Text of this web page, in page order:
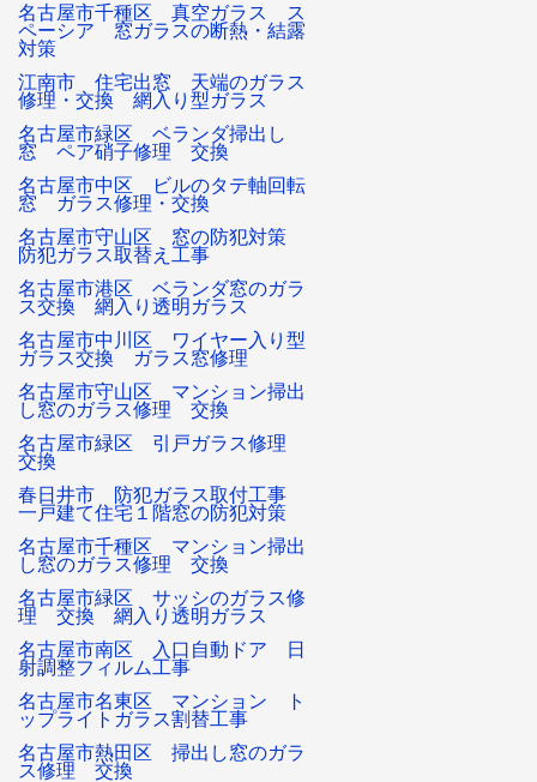
名古屋市千種区 真空ガラス ス
ペーシア 窓ガラスの断熱・結露
対策
江南市 住宅出窓 天端のガラス
修理・交換 網入り型ガラス
名古屋市緑区 ベランダ掃出し
窓 ペア硝子修理 交換
名古屋市中区 ビルのタテ軸回転
窓 ガラス修理・交換
名古屋市守山区 窓の防犯対策
防犯ガラス取替え工事
名古屋市港区 ベランダ窓のガラ
ス交換 網入り透明ガラス
名古屋市中川区 ワイヤー入り型
ガラス交換 ガラス窓修理
名古屋市守山区 マンション掃出
し窓のガラス修理 交換
名古屋市緑区 引戸ガラス修理
交換
春日井市 防犯ガラス取付工事
一戸建て住宅１階窓の防犯対策
名古屋市千種区 マンション掃出
し窓のガラス修理 交換
名古屋市緑区 サッシのガラス修
理 交換 網入り透明ガラス
名古屋市南区 入口自動ドア 日
射調整フィルム工事
名古屋市名東区 マンション ト
ップライトガラス割替工事
名古屋市熱田区 掃出し窓のガラ
ス修理 交換